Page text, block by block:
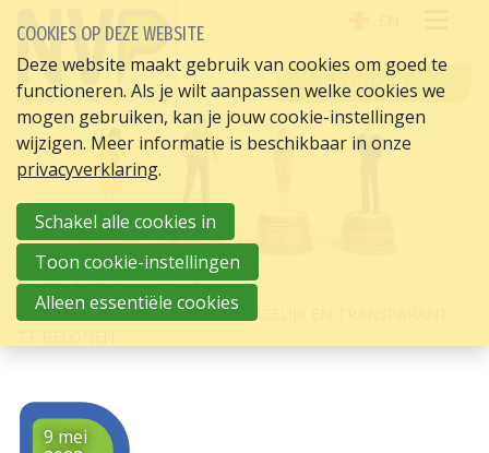
INLOGGEN
HOME
HR ACTUEEL
WERKGEVERS MISSEN DATA OM GELIJK EN TRANSPARANT
9 mei
COOKIES OP DEZE WEBSITE
Deze website maakt gebruik van cookies om goed te
functioneren. Als je wilt aanpassen welke cookies we
mogen gebruiken, kan je jouw cookie-instellingen
wijzigen. Meer informatie is beschikbaar in onze
privacyverklaring.
Schakel alle cookies in
Toon cookie-instellingen
Alleen essentiële cookies